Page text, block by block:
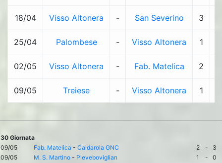
18/04 Visso Altonera - San Severino 3
25/04 Palombese - Visso Altonera 1
02/05 Visso Altonera - Fab. Matelica 2
09/05 Treiese - Visso Altonera 1
30 Giornata
09/05
Fab. Matelica - Caldarola GNC 2 -
3
09/05
M. S. Martino - Pieveboviglian 1 -
0